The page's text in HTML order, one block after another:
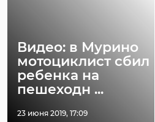
Видео: в Мурино
мотоциклист сбил
ребенка на
пешеходн ...
23 июня 2019, 17:09